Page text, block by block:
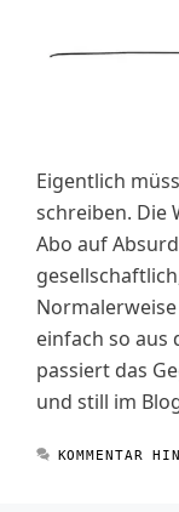
Eigentlich
schreiben. Die
Abo auf
einfach so aus
passiert das
und still im
KOMMENTAR